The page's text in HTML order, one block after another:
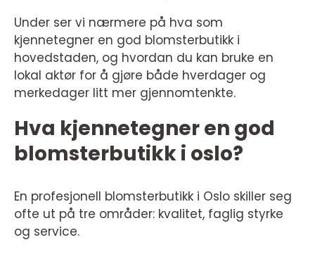
Under ser vi nærmere på hva som
kjennetegner en god blomsterbutikk i
hovedstaden, og hvordan du kan bruke en
lokal aktør for å gjøre både hverdager og
merkedager litt mer gjennomtenkte.
Hva kjennetegner en god
blomsterbutikk i oslo?
En profesjonell blomsterbutikk i Oslo skiller seg
ofte ut på tre områder: kvalitet, faglig styrke
og service.